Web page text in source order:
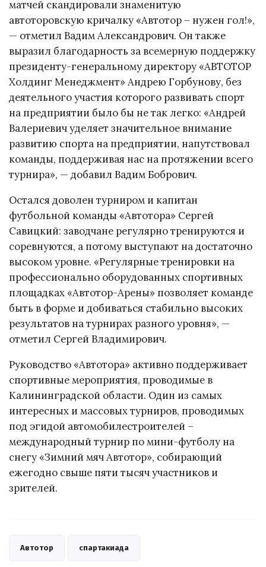
матчей скандировали знаменитую
автоторовскую кричалку «Автотор – нужен гол!»,
— отметил Вадим Александрович. Он также
выразил благодарность за всемерную поддержку
президенту-генеральному директору «АВТОТОР
Холдинг Менеджмент» Андрею Горбунову, без
деятельного участия которого развивать спорт
на предприятии было бы не так легко: «Андрей
Валериевич уделяет значительное внимание
развитию спорта на предприятии, напутствовал
команды, поддерживая нас на протяжении всего
турнира», — добавил Вадим Бобрович.
Остался доволен турниром и капитан
футбольной команды «Автотора» Сергей
Савицкий: заводчане регулярно тренируются и
соревнуются, а потому выступают на достаточно
высоком уровне. «Регулярные тренировки на
профессионально оборудованных спортивных
площадках «Автотор-Арены» позволяет команде
быть в форме и добиваться стабильно высоких
результатов на турнирах разного уровня», —
отметил Сергей Владимирович.
Руководство «Автотора» активно поддерживает
спортивные мероприятия, проводимые в
Калининградской области. Один из самых
интересных и массовых турниров, проводимых
под эгидой автомобилестроителей –
международный турнир по мини-футболу на
снегу «Зимний мяч Автотор», собирающий
ежегодно свыше пяти тысяч участников и
зрителей.
Автотор спартакиада